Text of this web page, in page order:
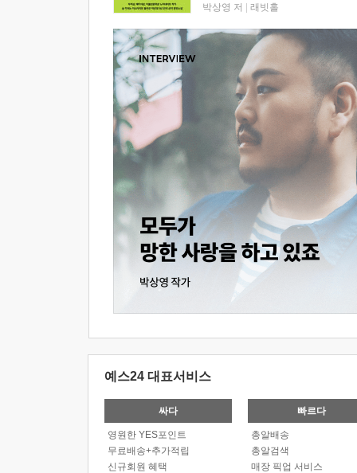
박상영 저 래빗홀
예스24 대표서비스
싸다
영원한 YES포인트
무료배송+추가적립
신규회원 혜택
빠르다
총알배송
총알검색
매장 픽업 서비스